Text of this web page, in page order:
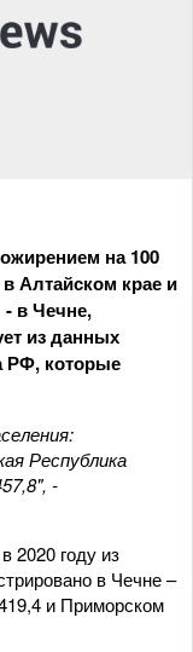
на 100
Алтайском крае и
в Чечне,
из данных
РФ, которые
Республика
-
2020 году из
в Чечне –
и Приморском